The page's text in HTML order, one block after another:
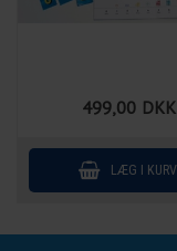
499,00 DKK